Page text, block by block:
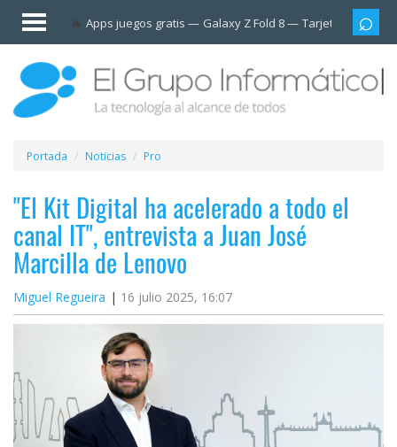
Apps juegos gratis Galaxy Z Fold 8 Tarjetas
Invitado
Iniciar
sesión /
Registrarse
Esenciales
Móviles
Ofertas
Apps
Redes
sociales
Plataformas
streaming
Portada Noticias Pro
"El Kit Digital ha acelerado a todo el
canal IT", entrevista a Juan José
Marcilla de Lenovo
Miguel Regueira 16 julio 2025, 16:07